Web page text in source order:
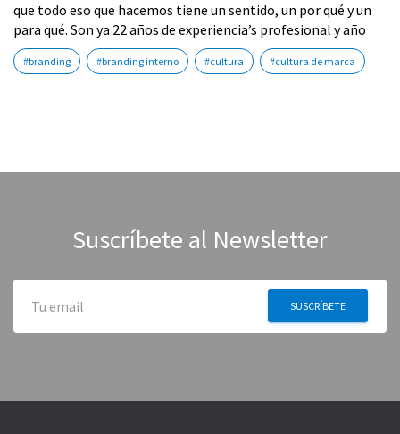
que todo eso que hacemos tiene un sentido, un por qué y un
para qué. Son ya 22 años de experiencia’s profesional y año
#branding #branding interno #cultura #cultura de marca
Suscríbete al Newsletter